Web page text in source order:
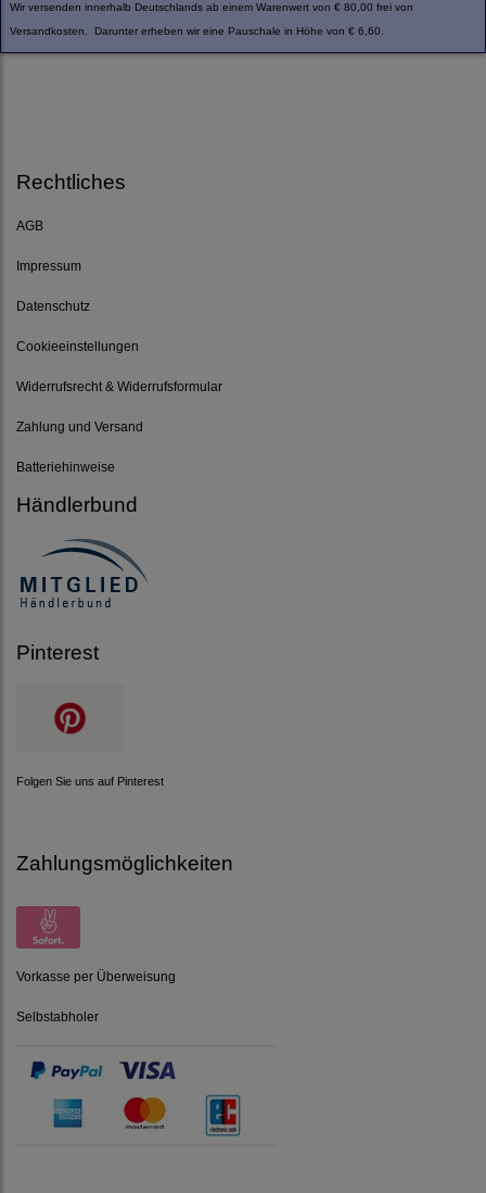
Wir versenden innerhalb Deutschlands ab einem Warenwert von € 80,00 frei von
Versandkosten. Darunter erheben wir eine Pauschale in Höhe von € 6,60.
Rechtliches
AGB
Impressum
Datenschutz
Cookieeinstellungen
Widerrufsrecht & Widerrufsformular
Zahlung und Versand
Batteriehinweise
Händlerbund
Pinterest
Folgen Sie uns auf Pinterest
Zahlungsmöglichkeiten
Vorkasse per Überweisung
Selbstabholer